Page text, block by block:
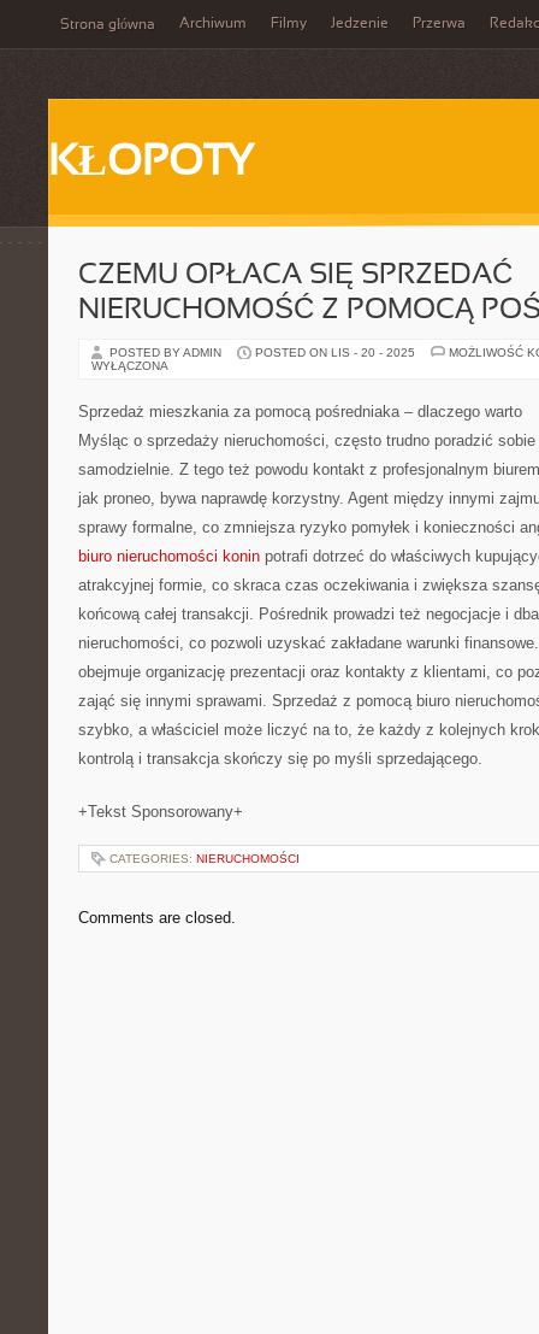
Strona główna Archiwum Filmy Jedzenie Przerwa
KŁOPOTY
CZEMU OPŁACA SIĘ SPRZEDAĆ
NIERUCHOMOŚĆ Z POMOCĄ
POSTED BY ADMIN POSTED ON LIS - 20 - 2025
MOŻLIWOŚĆ
WYŁĄCZONA
Sprzedaż mieszkania za pomocą pośredniaka – dlaczego warto
Myśląc o sprzedaży nieruchomości, często trudno poradzić
samodzielnie. Z tego też powodu kontakt z profesjonalnym
jak proneo, bywa naprawdę korzystny. Agent między innymi
sprawy formalne, co zmniejsza ryzyko pomyłek i konieczności
biuro nieruchomości konin potrafi dotrzeć do właściwych
atrakcyjnej formie, co skraca czas oczekiwania i zwiększa
końcową całej transakcji. Pośrednik prowadzi też negocjacje i
nieruchomości, co pozwoli uzyskać zakładane warunki
obejmuje organizację prezentacji oraz kontakty z klientami, co
zająć się innymi sprawami. Sprzedaż z pomocą biuro
szybko, a właściciel może liczyć na to, że każdy z kolejnych
kontrolą i transakcja skończy się po myśli sprzedającego.
+Tekst Sponsorowany+
CATEGORIES: NIERUCHOMOŚCI
Comments are closed.